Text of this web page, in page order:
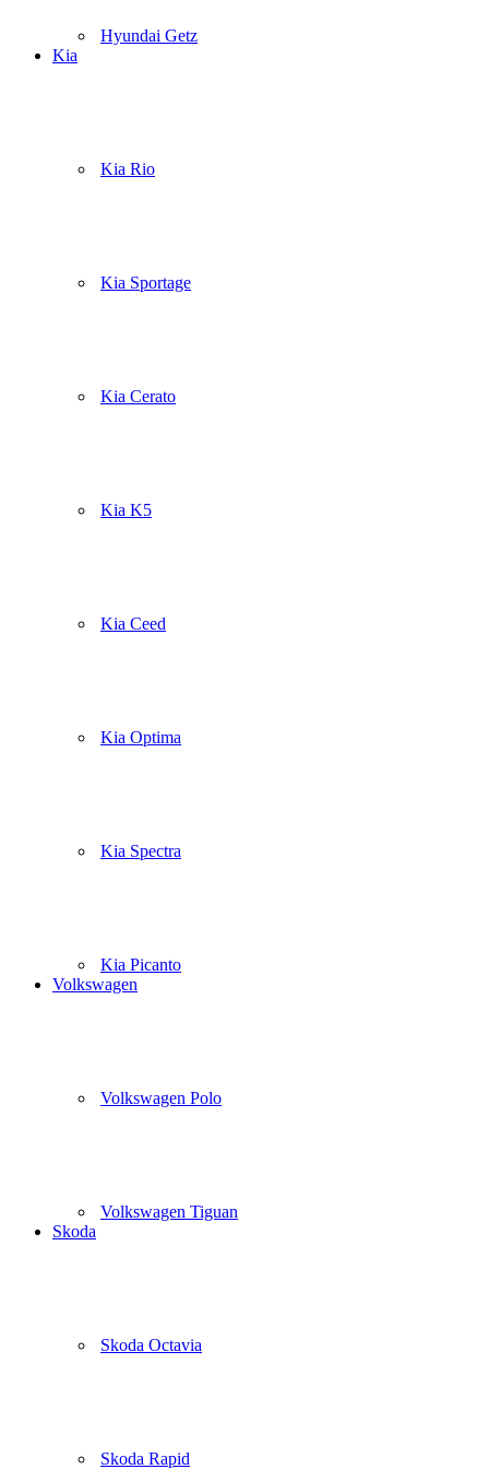
Hyundai Getz
Kia
Kia Rio
Kia Sportage
Kia Cerato
Kia K5
Kia Ceed
Kia Optima
Kia Spectra
Kia Picanto
Volkswagen
Volkswagen Polo
Volkswagen Tiguan
Skoda
Skoda Octavia
Skoda Rapid